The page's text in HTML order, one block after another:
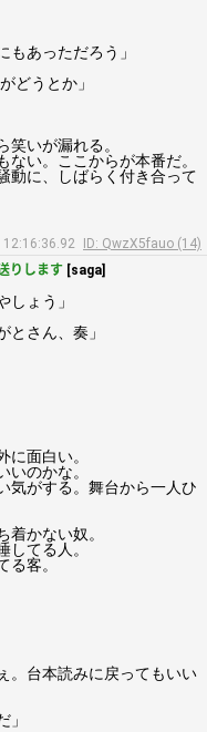
あっただろう」
どうとか」
いが漏れる。
ない。ここからが本番だ。
動に、しばらく付き合って
ID: QwzX5fauo (14)
りします [saga]
ょう」
さん、奏」
面白い。
のかな。
気がする。舞台から一人ひ
かない奴。
てる人。
客。
台本読みに戻ってもいい